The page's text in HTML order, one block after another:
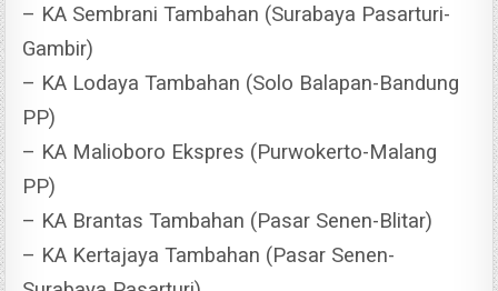
– KA Sembrani Tambahan (Surabaya Pasarturi-
Gambir)
– KA Lodaya Tambahan (Solo Balapan-Bandung
PP)
– KA Malioboro Ekspres (Purwokerto-Malang
PP)
– KA Brantas Tambahan (Pasar Senen-Blitar)
– KA Kertajaya Tambahan (Pasar Senen-